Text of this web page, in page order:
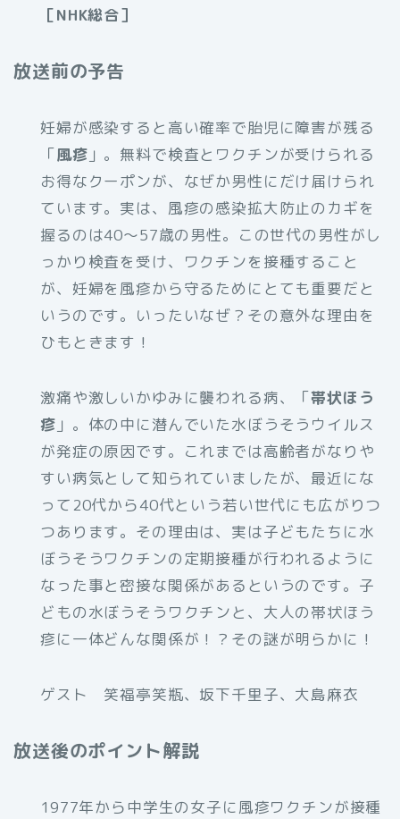
［NHK総合］
放送前の予告
妊婦が感染すると高い確率で胎児に障害が残る
「風疹 」。無料で検査とワクチンが受けられる
お得なクーポンが、なぜか男性にだけ届けられ
ています。実は、風疹の感染拡大防止のカギを
握るのは40～57歳の男性。この世代の男性がし
っかり検査を受け、ワクチンを接種すること
が、妊婦を風疹から守るためにとても重要だと
いうのです。いったいなぜ？その意外な理由を
ひもときます！
激痛や激しいかゆみに襲われる病、「帯状ほう
疹 」。体の中に潜んでいた水ぼうそうウイルス
が発症の原因です。これまでは高齢者がなりや
すい病気として知られていましたが、最近にな
って20代から40代という若い世代にも広がりつ
つあります。その理由は、実は子どもたちに水
ぼうそうワクチンの定期接種が行われるように
なった事と密接な関係があるというのです。子
どもの水ぼうそうワクチンと、大人の帯状ほう
疹に一体どんな関係が！？その謎が明らかに！
ゲスト 笑福亭笑瓶、坂下千里子、大島麻衣
放送後のポイント解説
1977年から中学生の女子に風疹ワクチンが接種